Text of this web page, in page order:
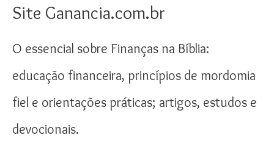
Site Ganancia.com.br
O essencial sobre Finanças na Bíblia:
educação financeira, princípios de mordomia
fiel e orientações práticas; artigos, estudos e
devocionais.